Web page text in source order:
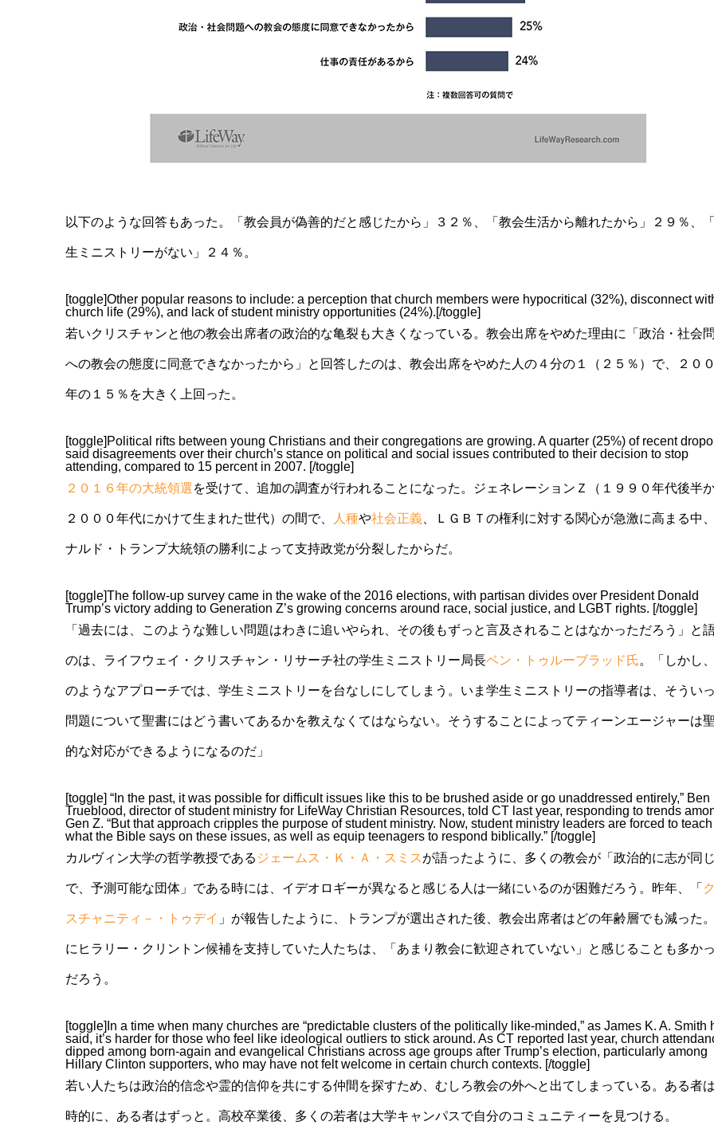
以下のような回答もあった。「教会員が偽善的だと感じたから」３２％、「教会生活から離れたから」２９％、
生ミニストリーがない」２４％。
[toggle]Other popular reasons to include: a perception that church members were hypocritical (32%), disconnect
church life (29%), and lack of student ministry opportunities (24%).[/toggle]
若いクリスチャンと他の教会出席者の政治的な亀裂も大きくなっている。教会出席をやめた理由に「政治・社会
への教会の態度に同意できなかったから」と回答したのは、教会出席をやめた人の４分の１（２５％）で、２０
年の１５％を大きく上回った。
[toggle]Political rifts between young Christians and their congregations are growing. A quarter (25%) of recent
said disagreements over their church’s stance on political and social issues contributed to their decision to stop
attending, compared to 15 percent in 2007. [/toggle]
２０１６年の大統領選を受けて、追加の調査が行われることになった。ジェネレーションＺ（１９９０年代後半
２０００年代にかけて生まれた世代）の間で、 人種や社会正義 、ＬＧＢＴの権利に対する関心が急激に高まる中
ナルド・トランプ大統領の勝利によって支持政党が分裂したからだ。
[toggle]The follow-up survey came in the wake of the 2016 elections, with partisan divides over President Donald
Trump’s victory adding to Generation Z’s growing concerns around race, social justice, and LGBT rights. [/toggle]
「過去には、このような難しい問題はわきに追いやられ、その後もずっと言及されることはなかっただろう」と
のは、ライフウェイ・クリスチャン・リサーチ社の学生ミニストリー局長ベン・トゥルーブラッド氏。「しかし
のようなアプローチでは、学生ミニストリーを台なしにしてしまう。いま学生ミニストリーの指導者は、そうい
問題について聖書にはどう書いてあるかを教えなくてはならない。そうすることによってティーンエージャーは
的な対応ができるようになるのだ」
[toggle] “In the past, it was possible for difficult issues like this to be brushed aside or go unaddressed entirely,” Ben
Trueblood, director of student ministry for LifeWay Christian Resources, told CT last year, responding to trends
Gen Z. “But that approach cripples the purpose of student ministry. Now, student ministry leaders are forced to teach
what the Bible says on these issues, as well as equip teenagers to respond biblically.” [/toggle]
カルヴィン大学の哲学教授である ジェームス・Ｋ・Ａ・スミスが語ったように、多くの教会が「政治的に志が同じ
で、予測可能な団体」である時には、イデオロギーが異なると感じる人は一緒にいるのが困難だろう。昨年、「
スチャニティ－・トゥデイ 」が報告したように、トランプが選出された後、教会出席者はどの年齢層でも減った
にヒラリー・クリントン候補を支持していた人たちは、「あまり教会に歓迎されていない」と感じることも多か
だろう。
[toggle]In a time when many churches are “predictable clusters of the politically like-minded,” as James K. A. Smith
said, it’s harder for those who feel like ideological outliers to stick around. As CT reported last year, church
dipped among born-again and evangelical Christians across age groups after Trump’s election, particularly among
Hillary Clinton supporters, who may have not felt welcome in certain church contexts. [/toggle]
若い人たちは政治的信念や霊的信仰を共にする仲間を探すため、むしろ教会の外へと出てしまっている。ある者
時的に、ある者はずっと。高校卒業後、多くの若者は大学キャンパスで自分のコミュニティーを見つける。